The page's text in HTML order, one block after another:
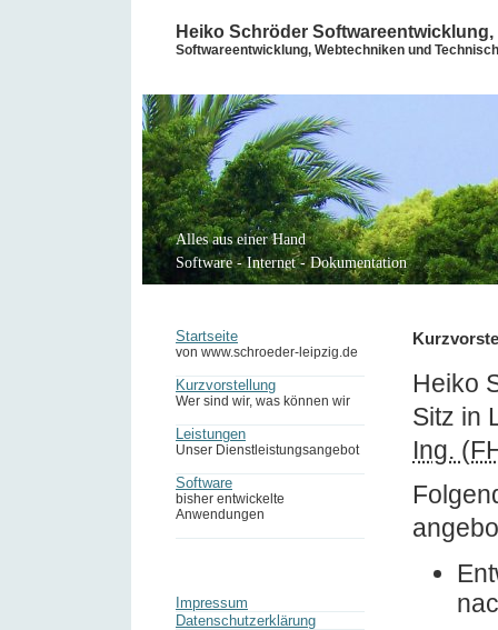
Heiko Schröder
Softwareentwicklung, Webtechniken und
Alles aus einer Hand
Software - Internet - Dokumentation
Heiko
Sitz in
Ing.
Startseite
von www.schroeder-leipzig.de
Kurzvorstellung
Wer sind wir, was können wir
Leistungen
Unser Dienstleistungsangebot
Software
bisher entwickelte
Anwendungen
Impressum
Datenschutzerklärung